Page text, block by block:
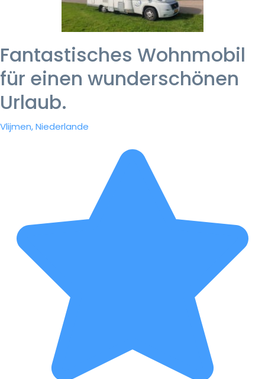
Fantastisches Wohnmobil
für einen wunderschönen
Urlaub.
Vlijmen, Niederlande